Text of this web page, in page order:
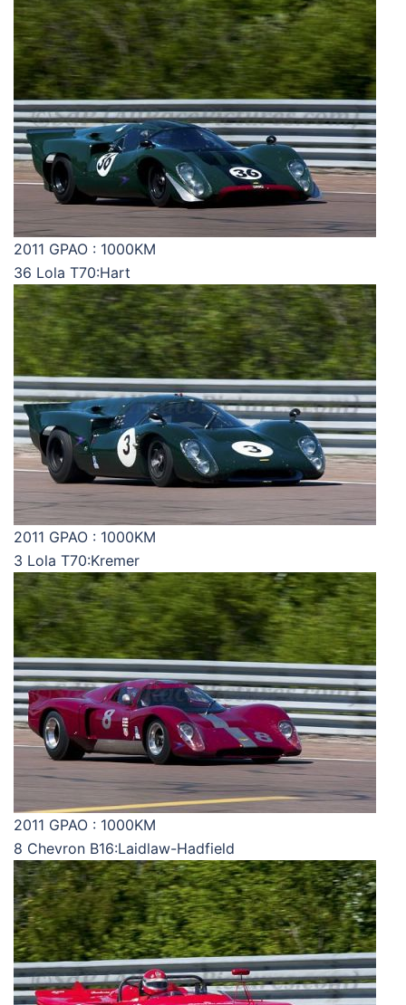
2011 GPAO : 1000KM
36 Lola T70:Hart
2011 GPAO : 1000KM
3 Lola T70:Kremer
2011 GPAO : 1000KM
8 Chevron B16:Laidlaw-Hadfield